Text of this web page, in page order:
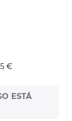
€
ESTÁ